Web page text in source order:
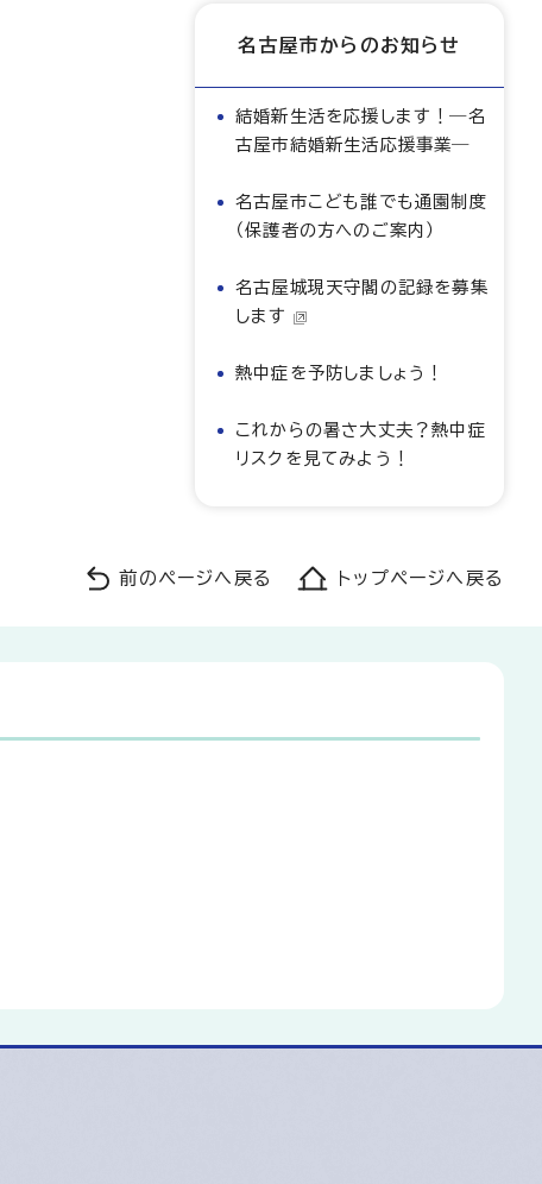
名古屋市からのお知らせ
結婚新生活を応援します！―名
古屋市結婚新生活応援事業―
名古屋市こども誰でも通園制度
（保護者の方へのご案内）
名古屋城現天守閣の記録を募集
します
熱中症を予防しましょう！
これからの暑さ大丈夫？熱中症
リスクを見てみよう！
前のページへ戻る トップページへ戻る